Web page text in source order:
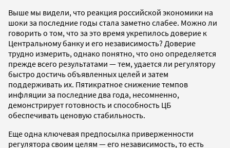
Выше мы видели, что реакция российской экономики на
шоки за последние годы стала заметно слабее. Можно ли
говорить о том, что за это время укрепилось доверие к
Центральному банку и его независимость? Доверие
трудно измерить, однако понятно, что оно определяется
прежде всего результатами — тем, удается ли регулятору
быстро достичь объявленных целей и затем
поддерживать их. Пятикратное снижение темпов
инфляции за последние два года, несомненно,
демонстрирует готовность и способность ЦБ
обеспечивать ценовую стабильность.
Еще одна ключевая предпосылка приверженности
регулятора своим целям — его независимость, то есть